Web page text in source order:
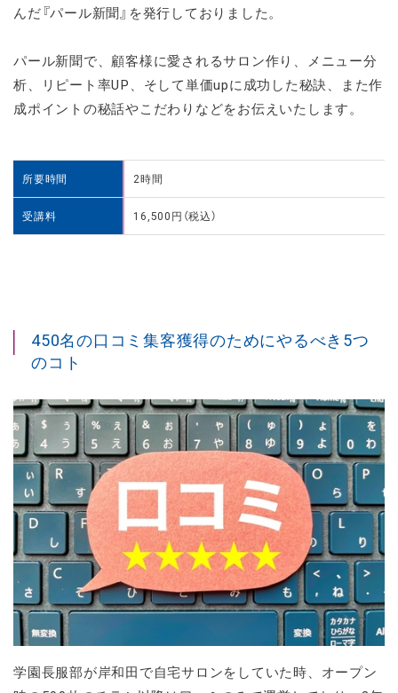
んだ『パール新聞』を発行しておりました。
パール新聞で、顧客様に愛されるサロン作り、メニュー分
析、リピート率UP、そして単価upに成功した秘訣、また作
成ポイントの秘話やこだわりなどをお伝えいたします。
所要時間 2時間
受講料 16,500円（税込）
450名の口コミ集客獲得のためにやるべき5つ
のコト
学園長服部が岸和田で自宅サロンをしていた時、オープン